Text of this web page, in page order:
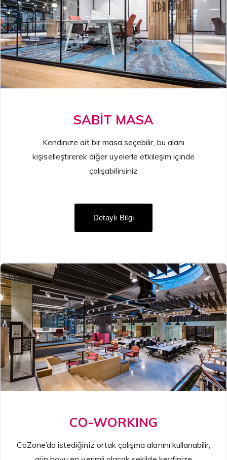
SABİT MASA
Kendinize ait bir masa seçebilir, bu alanı
kişiselleştirerek diğer üyelerle etkileşim içinde
çalışabilirsiniz
Detaylı Bilgi
CO-WORKING
CoZone’da istediğiniz ortak çalışma alanını kullanabilir,